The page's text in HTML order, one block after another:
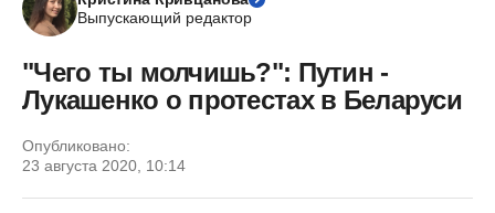
Выпускающий редактор
"Чего ты молчишь?": Путин -
Лукашенко о протестах в Беларуси
Опубликовано:
23 августа 2020, 10:14